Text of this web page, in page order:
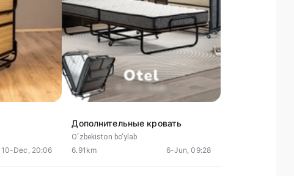
10-Dec, 20:06
Дополнительные кровать
O‘zbekiston bo‘ylab
6.91km 6-Jun, 09:28